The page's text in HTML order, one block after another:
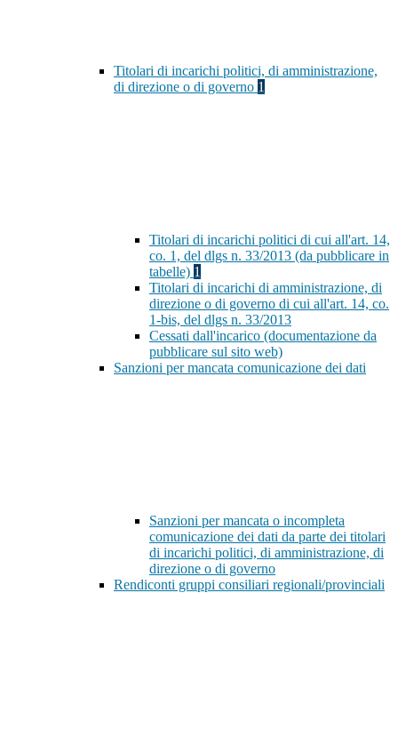
Titolari di incarichi politici, di amministrazione,
di direzione o di governo 1
Titolari di incarichi politici di cui all'art. 14,
co. 1, del dlgs n. 33/2013 (da pubblicare in
tabelle) 1
Titolari di incarichi di amministrazione, di
direzione o di governo di cui all'art. 14, co.
1-bis, del dlgs n. 33/2013
Cessati dall'incarico (documentazione da
pubblicare sul sito web)
Sanzioni per mancata comunicazione dei dati
Sanzioni per mancata o incompleta
comunicazione dei dati da parte dei titolari
di incarichi politici, di amministrazione, di
direzione o di governo
Rendiconti gruppi consiliari regionali/provinciali